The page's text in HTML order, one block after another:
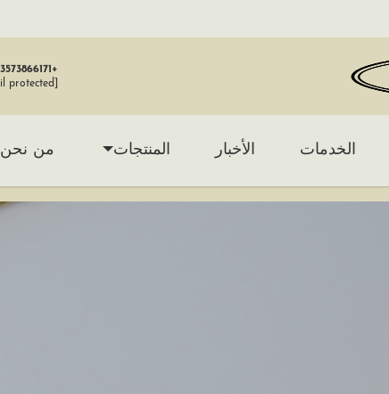
+86-13573866171
من نحن المنتجات الأخبار الخدمات